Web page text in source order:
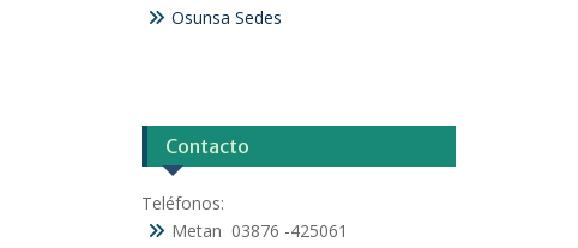
Osunsa Sedes
Contacto
Teléfonos:
Metan 03876 -425061